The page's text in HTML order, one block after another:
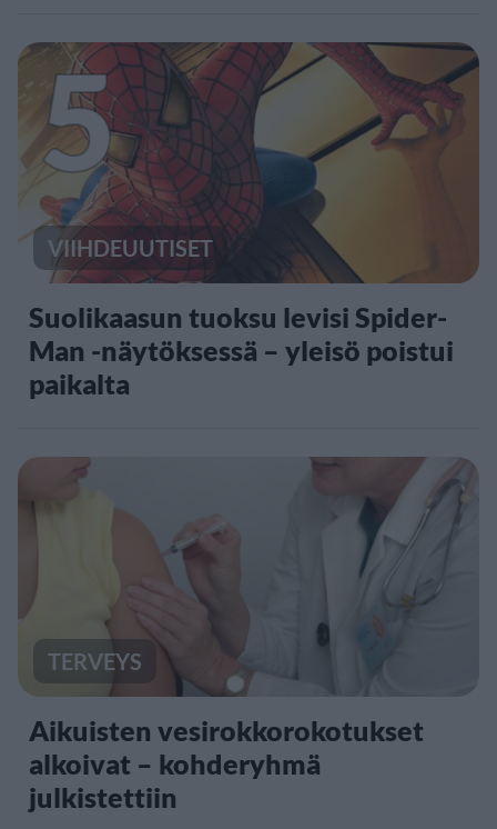
5
VIIHDEUUTISET
Suolikaasun tuoksu levisi Spider-
Man -näytöksessä – yleisö poistui
paikalta
TERVEYS
Aikuisten vesirokkorokotukset
alkoivat – kohderyhmä
julkistettiin